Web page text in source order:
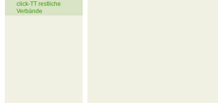
click-TT restliche
Verbände